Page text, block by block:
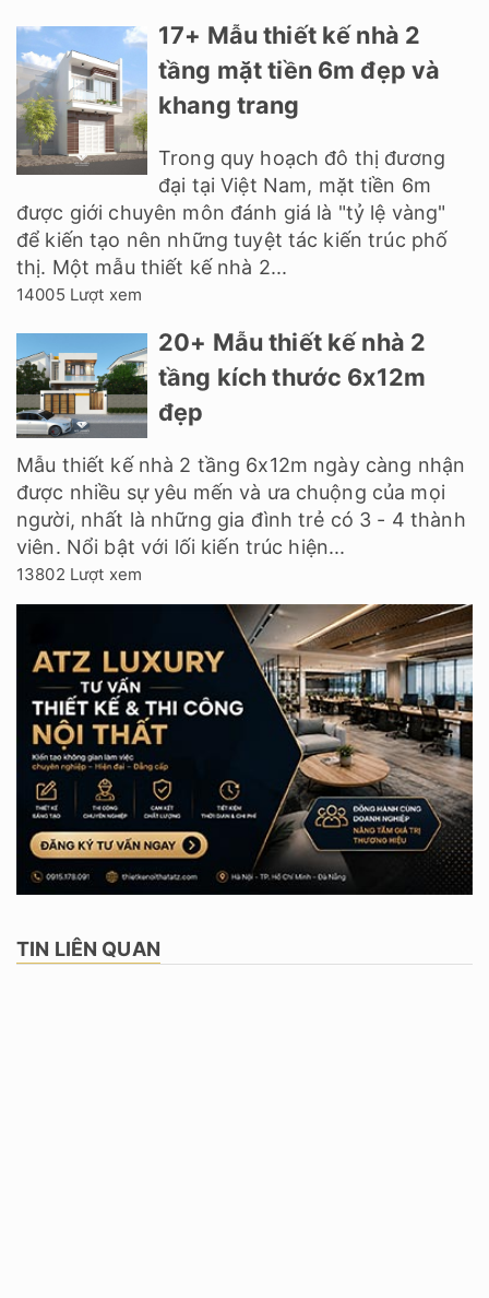
17+ Mẫu thiết kế nhà 2
tầng mặt tiền 6m đẹp và
khang trang
Trong quy hoạch đô thị đương
đại tại Việt Nam, mặt tiền 6m
được giới chuyên môn đánh giá là "tỷ lệ vàng"
để kiến tạo nên những tuyệt tác kiến trúc phố
thị. Một mẫu thiết kế nhà 2...
14005 Lượt xem
20+ Mẫu thiết kế nhà 2
tầng kích thước 6x12m
đẹp
Mẫu thiết kế nhà 2 tầng 6x12m ngày càng nhận
được nhiều sự yêu mến và ưa chuộng của mọi
người, nhất là những gia đình trẻ có 3 - 4 thành
viên. Nổi bật với lối kiến trúc hiện...
13802 Lượt xem
TIN LIÊN QUAN